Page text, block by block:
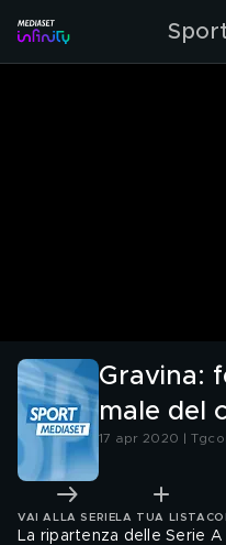
Gravina:
male del
17 apr 2020 |
VAI ALLA SERIE LA TUA LISTA
La ripartenza delle Serie